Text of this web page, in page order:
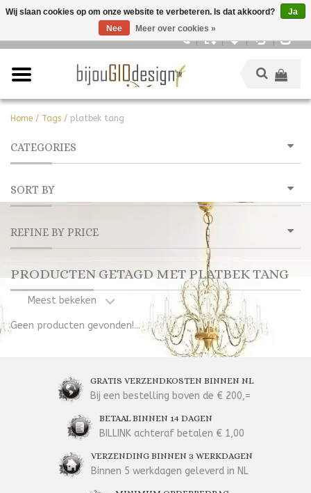
Home / Tags / platbek tang
CATEGORIES
SORT BY
REFINE BY PRICE
PRODUCTEN GETAGD MET PLATBEK TANG
Meest bekeken
Geen producten gevonden!...
GRATIS VERZENDKOSTEN BINNEN NL
Bij een bestelling boven de € 200,=
BETAAL BINNEN 14 DAGEN
BILLINK achteraf betalen € 1,00
VERZENDING BINNEN 3 WERKDAGEN
Binnen 5 werkdagen geleverd in NL
Wij slaan cookies op om onze website te verbeteren. Is dat akkoord?
Ja
Nee
Meer over cookies »